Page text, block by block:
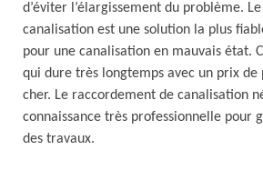
d’éviter l’élargissement du problème.
canalisation est une solution la plus
pour une canalisation en mauvais état.
qui dure très longtemps avec un prix de
cher. Le raccordement de canalisation
connaissance très professionnelle pour
des travaux.